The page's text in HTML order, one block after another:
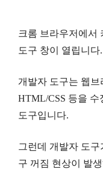
크롬 브라우저에서
도구 창이 열립니다.
개발자 도구는 웹
HTML/CSS 등을
도구입니다.
그런데 개발자 도
구 꺼짐 현상이 발